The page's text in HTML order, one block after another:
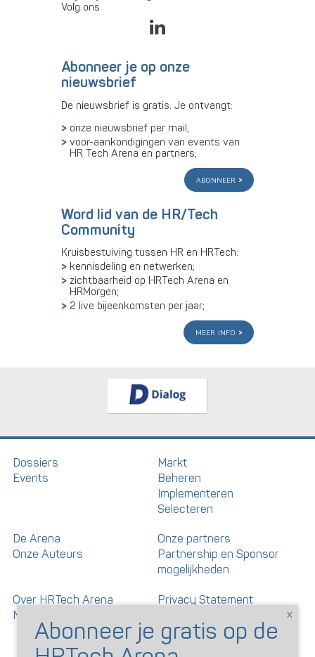
Volg ons
Abonneer je op onze
nieuwsbrief
De nieuwsbrief is gratis. Je ontvangt:
onze nieuwsbrief per mail;
voor-aankondigingen van events van
HR Tech Arena en partners;
abonneer
Word lid van de HR/Tech
Community
Kruisbestuiving tussen HR en HRTech:
kennisdeling en netwerken;
zichtbaarheid op HRTech Arena en
HRMorgen;
2 live bijeenkomsten per jaar;
meer info
Dossiers
Events
Markt
Beheren
Implementeren
Selecteren
De Arena
Onze Auteurs
Onze partners
Partnership en Sponsor
mogelijkheden
Over HRTech Arena
Nieuwsbrief
Privacy Statement
Gedragscode artikelen en
reacties